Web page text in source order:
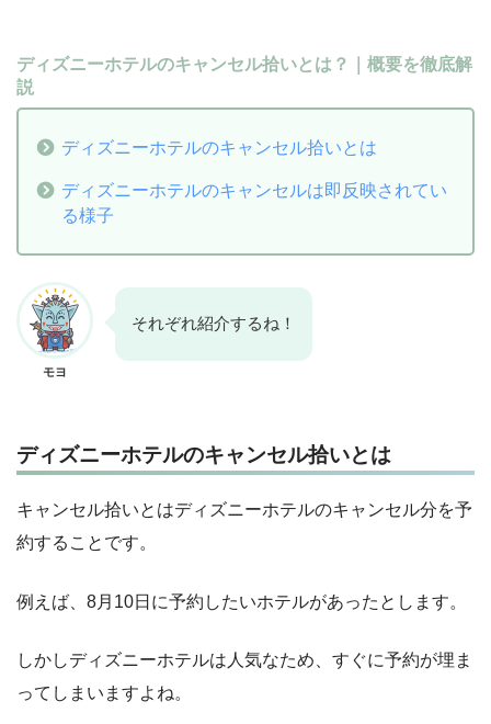
ディズニーホテルのキャンセル拾いとは？｜概要を徹底解
説
ディズニーホテルのキャンセル拾いとは
ディズニーホテルのキャンセルは即反映されてい
る様子
モヨ
それぞれ紹介するね！
ディズニーホテルのキャンセル拾いとは
キャンセル拾いとはディズニーホテルのキャンセル分を予
約することです。
例えば、8月10日に予約したいホテルがあったとします。
しかしディズニーホテルは人気なため、すぐに予約が埋ま
ってしまいますよね。